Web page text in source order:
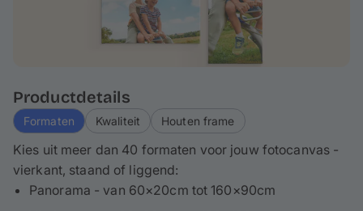
Productdetails
Formaten Kwaliteit Houten frame
Kies uit meer dan 40 formaten voor jouw fotocanvas -
vierkant, staand of liggend:
Panorama - van 60×20cm tot 160×90cm